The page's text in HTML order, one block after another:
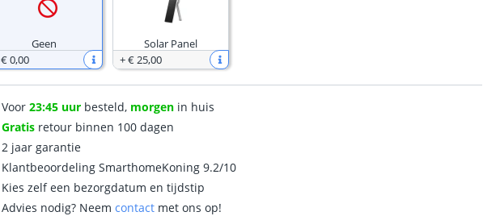
Geen
€ 0,00
Solar Panel
+€ 25,00
Voor23:45 uur besteld, morgen in huis
Gratis retour binnen 100 dagen
2 jaar garantie
Klantbeoordeling SmarthomeKoning 9.2/10
Kies zelf een bezorgdatum en tijdstip
Advies nodig? Neemcontact met ons op!